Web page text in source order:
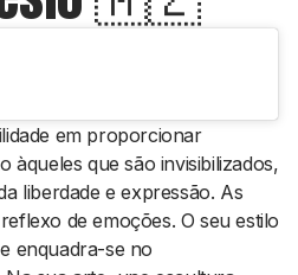
em proporcionar
àqueles que são invisibilizados,
liberdade e expressão. As
de emoções. O seu estilo
enquadra-se no